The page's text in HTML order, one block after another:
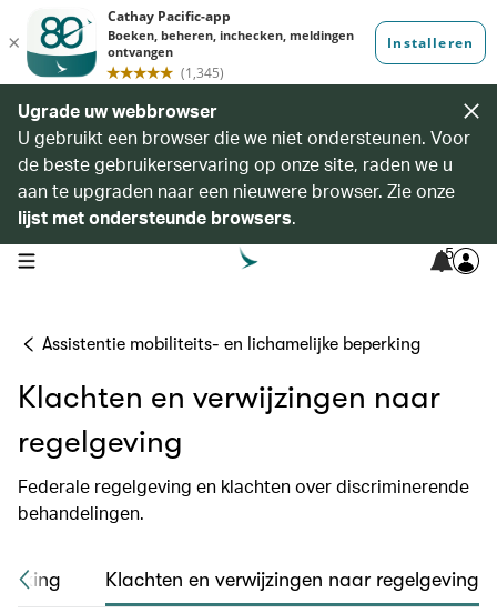
Ugrade uw webbrowser
U gebruikt een browser die we niet ondersteunen. Voor
de beste gebruikerservaring op onze site, raden we u
aan te upgraden naar een nieuwere browser. Zie onze
lijst met ondersteunde browsers.
open navigation menu 5
Assistentie mobiliteits- en lichamelijke beperking
Klachten en verwijzingen naar
regelgeving
Federale regelgeving en klachten over discriminerende
behandelingen.
Klachten en verwijzingen naar regelgeving